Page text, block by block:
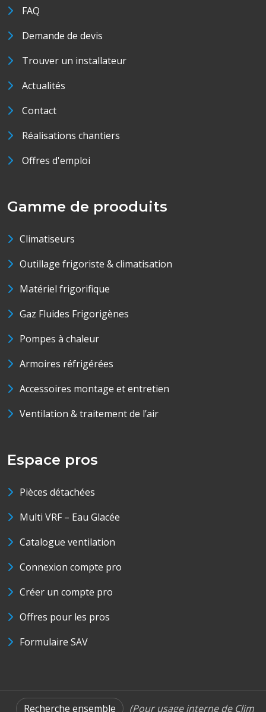
FAQ
Demande de devis
Trouver un installateur
Actualités
Contact
Réalisations chantiers
Offres d'emploi
Gamme de prooduits
Climatiseurs
Outillage frigoriste & climatisation
Matériel frigorifique
Gaz Fluides Frigorigènes
Pompes à chaleur
Armoires réfrigérées
Accessoires montage et entretien
Ventilation & traitement de l’air
Espace pros
Pièces détachées
Multi VRF – Eau Glacée
Catalogue ventilation
Connexion compte pro
Créer un compte pro
Offres pour les pros
Formulaire SAV
Recherche ensemble (Pour usage interne de Clim